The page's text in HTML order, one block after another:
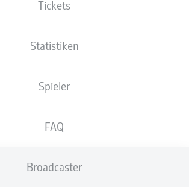
Tickets
Statistiken
Spieler
FAQ
Broadcaster
NEWS